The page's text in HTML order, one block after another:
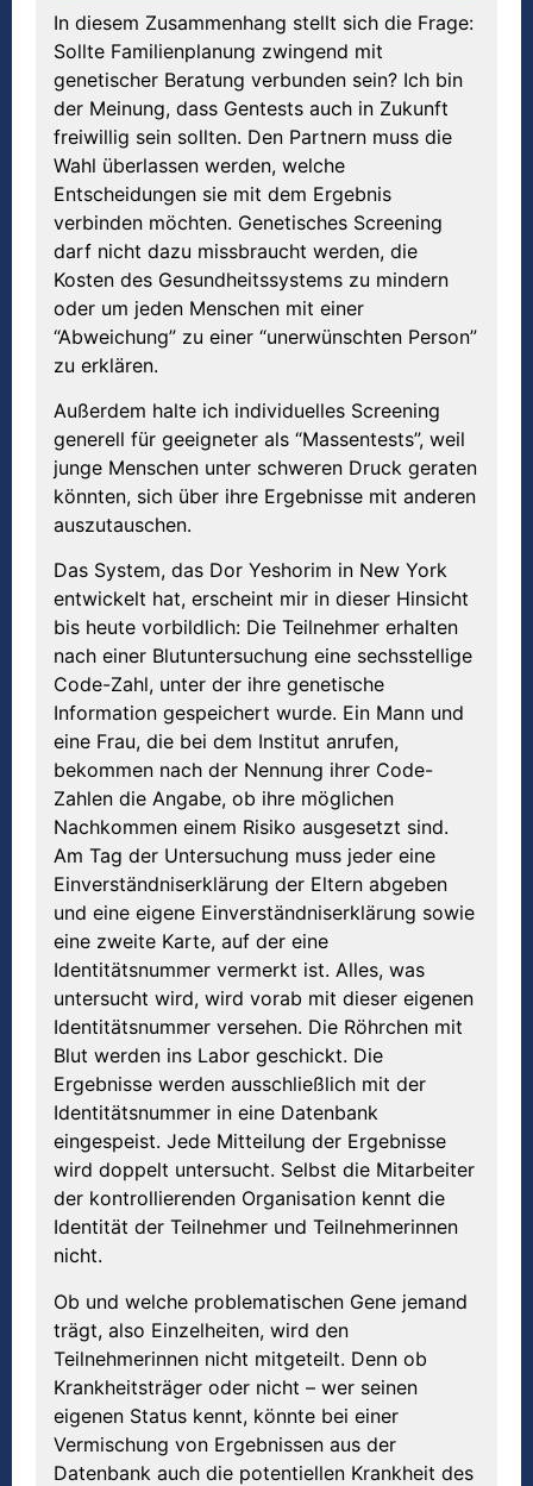
In diesem Zusammenhang stellt sich die Frage:
Sollte Familienplanung zwingend mit
genetischer Beratung verbunden sein? Ich bin
der Meinung, dass Gentests auch in Zukunft
freiwillig sein sollten. Den Partnern muss die
Wahl überlassen werden, welche
Entscheidungen sie mit dem Ergebnis
verbinden möchten. Genetisches Screening
darf nicht dazu missbraucht werden, die
Kosten des Gesundheitssystems zu mindern
oder um jeden Menschen mit einer
“Abweichung” zu einer “unerwünschten Person”
zu erklären.
Außerdem halte ich individuelles Screening
generell für geeigneter als “Massentests”, weil
junge Menschen unter schweren Druck geraten
könnten, sich über ihre Ergebnisse mit anderen
auszutauschen.
Das System, das Dor Yeshorim in New York
entwickelt hat, erscheint mir in dieser Hinsicht
bis heute vorbildlich: Die Teilnehmer erhalten
nach einer Blutuntersuchung eine sechsstellige
Code-Zahl, unter der ihre genetische
Information gespeichert wurde. Ein Mann und
eine Frau, die bei dem Institut anrufen,
bekommen nach der Nennung ihrer Code-
Zahlen die Angabe, ob ihre möglichen
Nachkommen einem Risiko ausgesetzt sind.
Am Tag der Untersuchung muss jeder eine
Einverständniserklärung der Eltern abgeben
und eine eigene Einverständniserklärung sowie
eine zweite Karte, auf der eine
Identitätsnummer vermerkt ist. Alles, was
untersucht wird, wird vorab mit dieser eigenen
Identitätsnummer versehen. Die Röhrchen mit
Blut werden ins Labor geschickt. Die
Ergebnisse werden ausschließlich mit der
Identitätsnummer in eine Datenbank
eingespeist. Jede Mitteilung der Ergebnisse
wird doppelt untersucht. Selbst die Mitarbeiter
der kontrollierenden Organisation kennt die
Identität der Teilnehmer und Teilnehmerinnen
nicht.
Ob und welche problematischen Gene jemand
trägt, also Einzelheiten, wird den
Teilnehmerinnen nicht mitgeteilt. Denn ob
Krankheitsträger oder nicht – wer seinen
eigenen Status kennt, könnte bei einer
Vermischung von Ergebnissen aus der
Datenbank auch die potentiellen Krankheit des